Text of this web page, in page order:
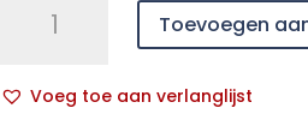
Premium
32
Toevoegen
Voeg toe aan verlanglijst